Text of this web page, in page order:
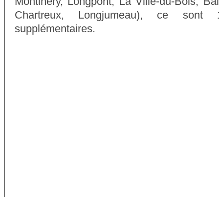
Chartreux, Longjumeau), ce sont
supplémentaires.